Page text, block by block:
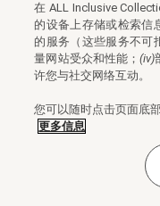
在 ALL Inclusive
的设备上存储或检索信
的服务（这些服务不可
量网站受众和性能；(iv)
许您与社交网络互动。
您可以随时点击页面底
更多信息